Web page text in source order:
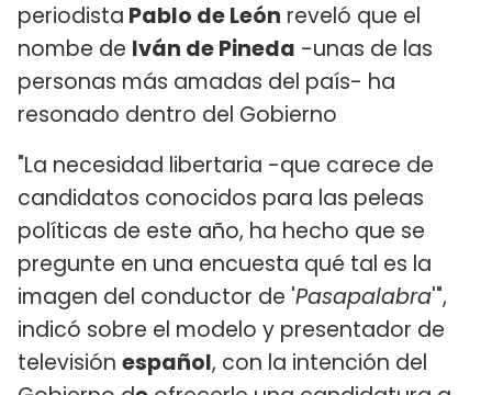
periodista Pablo de León reveló que el
nombe de Iván de Pineda -unas de las
personas más amadas del país- ha
resonado dentro del Gobierno
"La necesidad libertaria -que carece de
candidatos conocidos para las peleas
políticas de este año, ha hecho que se
pregunte en una encuesta qué tal es la
imagen del conductor de 'Pasapalabra'",
indicó sobre el modelo y presentador de
televisión español, con la intención del